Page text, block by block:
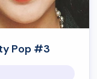
Pop #3